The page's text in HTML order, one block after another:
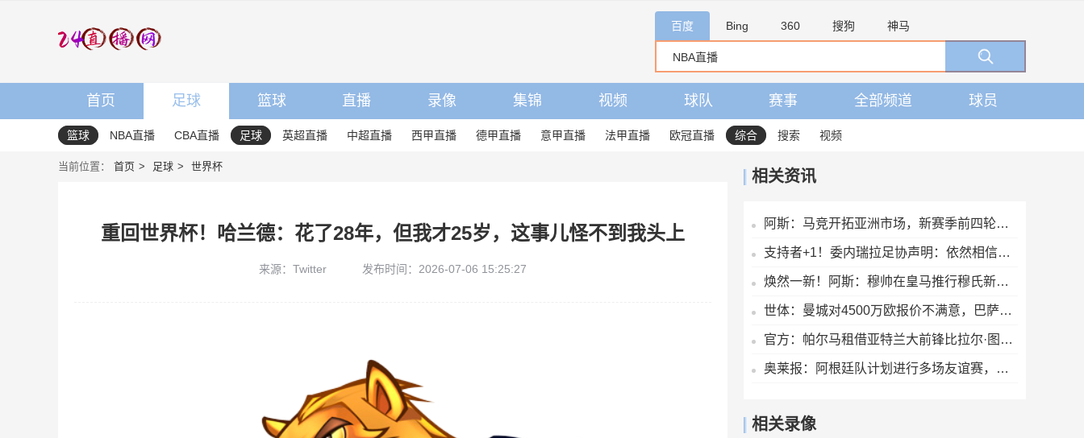
百度 Bing 360 搜狗 神马
首页 足球 篮球 直播 录像 集锦 视频 球队 赛事 全部频道 球员
篮球 NBA直播 CBA直播 足球 英超直播 中超直播 西甲直播 德甲直播 意甲直播 法甲直播 欧冠直播 综合 搜索 视频
当前位置： 首页 足球 世界杯
重回世界杯！哈兰德：花了28年，但我才25岁，这事儿怪不到我头上
来源：Twitter 发布时间：2026-07-06 15:25:27
相关资讯
阿斯：马竞开拓亚洲市场，新赛季前四轮联赛两场安排在下午踢
支持者+1！委内瑞拉足协声明：依然相信因凡蒂诺有能力领导FIFA
焕然一新！阿斯：穆帅在皇马推行穆氏新规，迟到者将被罚缺席合练
世体：曼城对4500万欧报价不满意，巴萨将再次报价罗德里
官方：帕尔马租借亚特兰大前锋比拉尔·图雷，租期至2027年6月
奥莱报：阿根廷队计划进行多场友谊赛，亚洲是主要考虑的目的地
相关录像